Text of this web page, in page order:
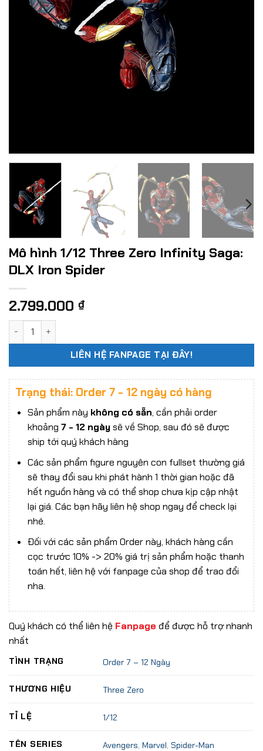
Mô hình 1/12 Three Zero Infinity Saga:
DLX Iron Spider
2.799.000 ₫
Mô hình 1/12 Three Zero Infinity Saga: DLX Iron Spider số
LIÊN HỆ FANPAGE TẠI ĐÂY!
Trạng thái: Order 7 - 12 ngày có hàng
Sản phẩm này không có sẵn, cần phải order
khoảng 7 - 12 ngàysẽ về Shop, sau đó sẽ được
ship tới quý khách hàng
Các sản phẩm figure nguyên con fullset thường giá
sẽ thay đổi sau khi phát hành 1 thời gian hoặc đã
hết nguồn hàng và có thể shop chưa kịp cập nhật
lại giá. Các bạn hãy liên hệ shop ngay để check lại
nhé.
Đối với các sản phẩm Order này, khách hàng cần
cọc trước 10% -> 20% giá trị sản phẩm hoặc thanh
toán hết, liên hệ với fanpage của shop để trao đổi
nha.
Quý khách có thể liên hệ Fanpage để được hỗ trợ nhanh
nhất
TÌNH TRẠNG Order 7 – 12 Ngày
THƯƠNG HIỆU Three Zero
TỈ LỆ 1/12
TÊN SERIES Avengers ,Marvel ,Spider-Man